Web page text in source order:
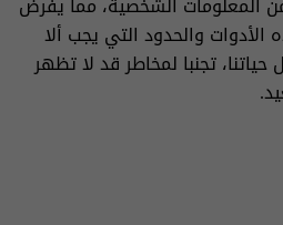
والحدود التي يجب ألا
تجنبا لمخاطر قد لا تظهر